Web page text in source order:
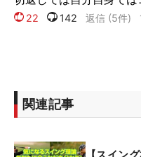
関連記事